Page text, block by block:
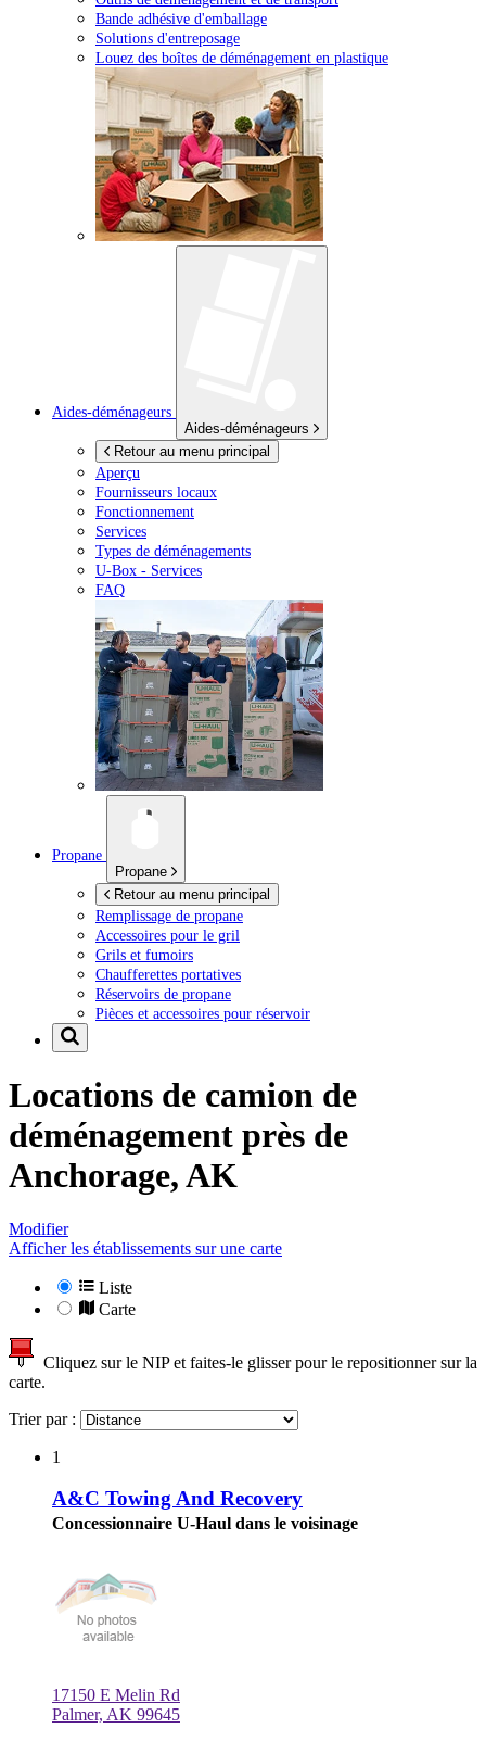
Bande adhésive d'emballage
Solutions d'entreposage
Louez des boîtes de déménagement en plastique
Aides-déménageurs
Aides-déménageurs
Retour au menu principal
Aperçu
Fournisseurs locaux
Fonctionnement
Services
Types de déménagements
U-Box - Services
FAQ
Propane
Propane
Retour au menu principal
Remplissage de propane
Accessoires pour le gril
Grils et fumoirs
Chaufferettes portatives
Réservoirs de propane
Pièces et accessoires pour réservoir
Locations de camion de
déménagement près de
Anchorage, AK
Modifier
Afficher les établissements sur une carte
Liste
Carte
Cliquez sur le NIP et faites-le glisser pour le repositionner sur la
carte.
Trier par :
1
A&C Towing And Recovery
Concessionnaire U-Haul dans le voisinage
17150 E Melin Rd
Palmer, AK 99645